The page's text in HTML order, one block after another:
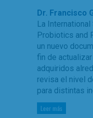
Dr. Francisco
La
Probiotics and
un nuevo
fin de
adquiridos
revisa el nivel
para distintas
Leer más